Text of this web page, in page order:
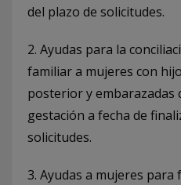
del plazo de solicitudes.
2. Ayudas para la
familiar a mujeres con
posterior y embarazadas
gestación a fecha de
solicitudes.
3. Ayudas a mujeres para